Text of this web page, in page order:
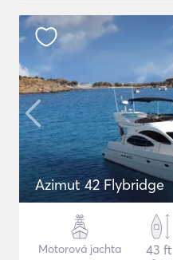
Azimut 42 Flybridge
Motorová jachta
43 ft